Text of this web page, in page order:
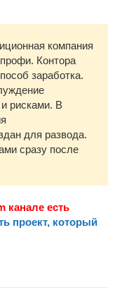
компания
Контора
заработка.
рисками. В
для развода.
сразу после
канале есть
проект, который